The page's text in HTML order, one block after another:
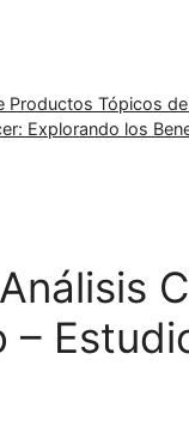
Productos Tópicos
Explorando los